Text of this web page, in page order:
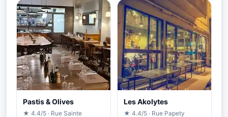
Pastis & Olives
★ 4.4/5 · Rue Sainte
Les Akolytes
★ 4.4/5 · Rue Papety